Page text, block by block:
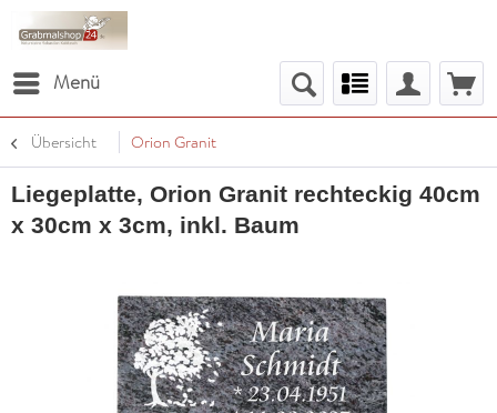
Menü
Übersicht Orion Granit
Liegeplatte, Orion Granit rechteckig 40cm
x 30cm x 3cm, inkl. Baum